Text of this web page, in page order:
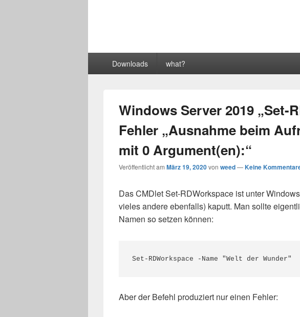
Downloads what?
Windows Server 2019 „Set-
Fehler „Ausnahme beim
mit 0 Argument(en):“
Veröffentlicht am März 19, 2020von weed—Keine
Das CMDlet Set-RDWorkspace ist unter
vieles andere ebenfalls) kaputt. Man sollte
Namen so setzen können:
Set-RDWorkspace -Name "Welt der Wunder"
Aber der Befehl produziert nur einen Fehler: